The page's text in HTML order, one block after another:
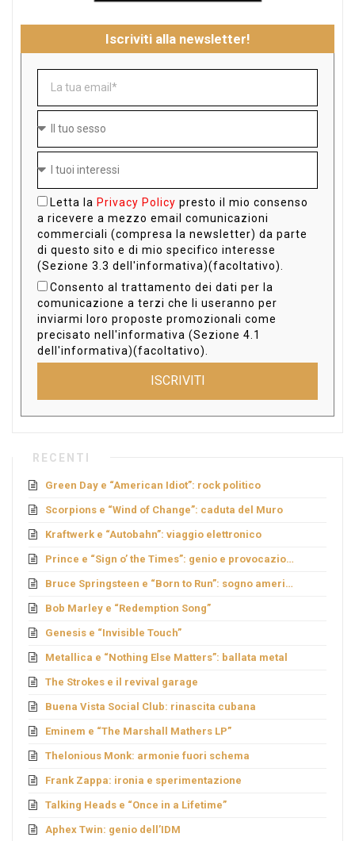
Iscriviti alla newsletter!
Letta la Privacy Policy presto il mio consenso
a ricevere a mezzo email comunicazioni
commerciali (compresa la newsletter) da parte
di questo sito e di mio specifico interesse
(Sezione 3.3 dell'informativa)(facoltativo).
Consento al trattamento dei dati per la
comunicazione a terzi che li useranno per
inviarmi loro proposte promozionali come
precisato nell'informativa (Sezione 4.1
dell'informativa)(facoltativo).
ISCRIVITI
RECENTI
Green Day e “American Idiot”: rock politico
Scorpions e “Wind of Change”: caduta del Muro
Kraftwerk e “Autobahn”: viaggio elettronico
Prince e “Sign o’ the Times”: genio e provocazione
Bruce Springsteen e “Born to Run”: sogno americano
Bob Marley e “Redemption Song”
Genesis e “Invisible Touch”
Metallica e “Nothing Else Matters”: ballata metal
The Strokes e il revival garage
Buena Vista Social Club: rinascita cubana
Eminem e “The Marshall Mathers LP”
Thelonious Monk: armonie fuori schema
Frank Zappa: ironia e sperimentazione
Talking Heads e “Once in a Lifetime”
Aphex Twin: genio dell’IDM